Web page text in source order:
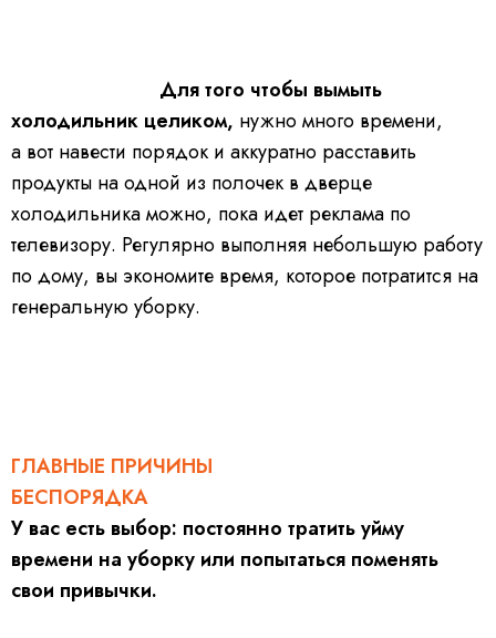
Для того чтобы вымыть
холодильник целиком, нужно много времени,
а вот навести порядок и аккуратно расставить
продукты на одной из полочек в дверце
холодильника можно, пока идет реклама по
телевизору. Регулярно выполняя небольшую работу
по дому, вы экономите время, которое потратится на
генеральную уборку.
ГЛАВНЫЕ ПРИЧИНЫ
БЕСПОРЯДКА
У вас есть выбор: постоянно тратить уйму
времени на уборку или попытаться поменять
свои привычки.